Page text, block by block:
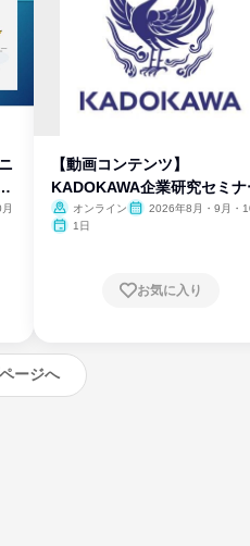
【動画コンテンツ】
KADOKAWA企業研究セミナ
オンライン
2026年8月・9月・
1日
お気に入り
ージへ